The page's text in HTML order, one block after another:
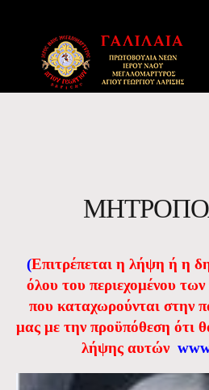
(Eπιτρέπεται η λήψη ή η
όλου του περιεχομένου
που καταχωρούνται στην
μας με την προϋπόθεση ότι
λήψης αυτών